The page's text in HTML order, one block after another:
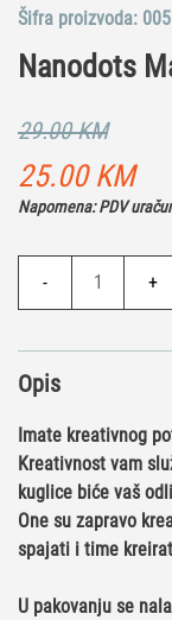
Nanodots
29.00KM
Originalna
cena
je
bila:
29.00 KM.
25.00 KM
Napomena: PDV
-
5mm
količina
+
Šifra proizvoda:
Opis
Imate kreativnog
Kreativnost vam
kuglice biće vaš
One su zapravo
spajati i time
U pakovanju se